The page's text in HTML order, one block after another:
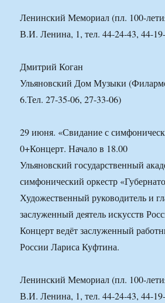
Ленинский Мемориал (пл. 100-
В.И. Ленина, 1, тел. 44-24-43, 44-
Дмитрий Коган
Ульяновский Дом Музыки
6.Тел. 27-35-06, 27-33-06)
29 июня. «Свидание с
0+Концерт. Начало в 18.00
Ульяновский государственный
симфонический оркестр
Художественный руководитель и
заслуженный деятель искусств
Концерт ведёт заслуженный
России Лариса Куфтина.
Ленинский Мемориал (пл. 100-
В.И. Ленина, 1, тел. 44-24-43, 44-